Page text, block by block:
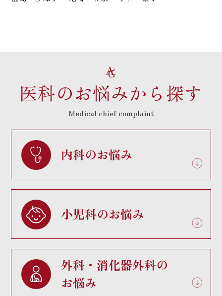
医科のお悩みから探す
Medical chief complaint
内科のお悩み
小児科のお悩み
外科・消化器外科の
お悩み